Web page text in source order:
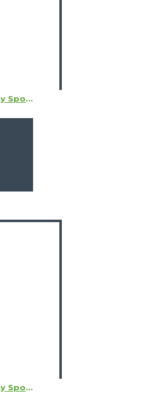
Dámska rukavica Daily Sports Sun Glove LH
Dámska rukavica Daily Sports Sun Glove LH